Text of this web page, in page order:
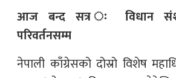
आज बन्द सत्र ः विधान
परिवर्तनसम्म
नेपाली काँग्रेसको दोस्रो विशेष